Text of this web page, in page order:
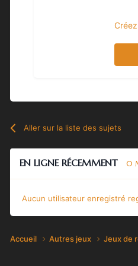
Aller sur la liste des sujets
EN LIGNE RÉCEMMENT 0
Aucun utilisateur enregistré
Accueil Autres jeux Jeux de